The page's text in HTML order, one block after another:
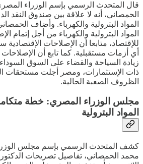
قال المتحدث الرسمي بإسم الوزراء
الحمصاني، أنه لا علاقة بين صندوق النقد
المواد البترولية والكهرباء. وأضاف
المواد البترولية والكهرباء من أجل إتمام
للإقتصاد، متابعا أن الإصلاحات
أي أزمات مستقبلية. كما تابع أن
زيادة السياحة والقضاء على السوق
ذات الإستثمارات، ومصر أجلت مستحقات
الظروف الصعبة الحالية.
مجلس الوزراء المصري: خطة
المواد البترولية
كشف المتحدث الرسمي بإسم مجلس
محمد الحمصاني، تفاصيل تصريحات